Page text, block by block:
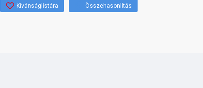
Kívánságlistára Összehasonlítás